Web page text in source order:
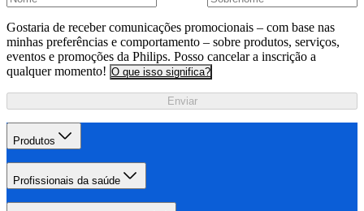
Gostaria de receber comunicações promocionais – com base nas
minhas preferências e comportamento – sobre produtos, serviços,
eventos e promoções da Philips. Posso cancelar a inscrição a
qualquer momento! O que isso significa?
Enviar
Produtos
Profissionais da saúde